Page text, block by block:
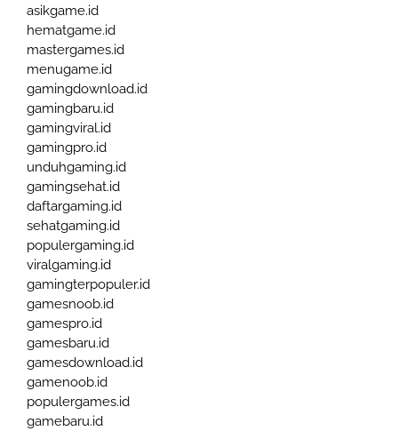
asikgame.id
hematgame.id
mastergames.id
menugame.id
gamingdownload.id
gamingbaru.id
gamingviral.id
gamingpro.id
unduhgaming.id
gamingsehat.id
daftargaming.id
sehatgaming.id
populergaming.id
viralgaming.id
gamingterpopuler.id
gamesnoob.id
gamespro.id
gamesbaru.id
gamesdownload.id
gamenoob.id
populergames.id
gamebaru.id